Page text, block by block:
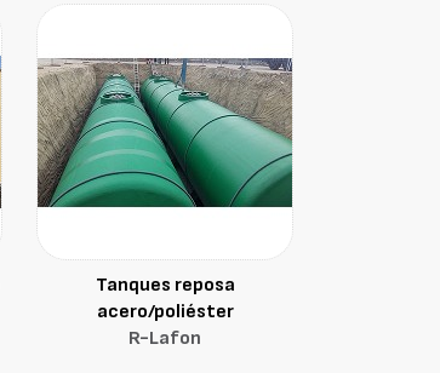
Tanques reposa
acero/poliéster
R-Lafon